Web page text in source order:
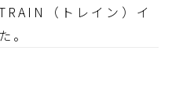
（トレイン）イ
。